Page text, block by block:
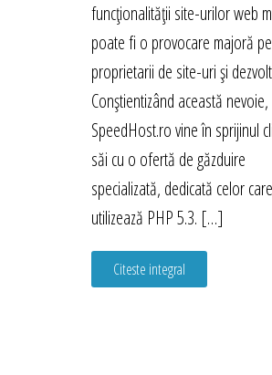
funcționalității site-urilor web
poate fi o provocare majoră
proprietarii de site-uri și
Conștientizând această nevoie,
SpeedHost.ro vine în sprijinul
săi cu o ofertă de găzduire
specializată, dedicată celor care
utilizează PHP 5.3. […]
Citeste integral